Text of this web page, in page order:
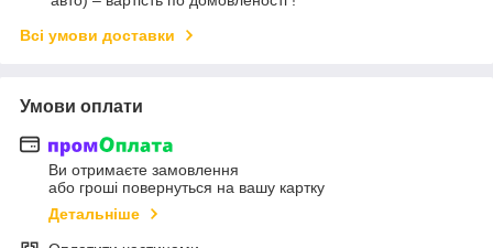
Всі умови доставки
Умови оплати
Ви отримаєте замовлення
або гроші повернуться на вашу картку
Детальніше